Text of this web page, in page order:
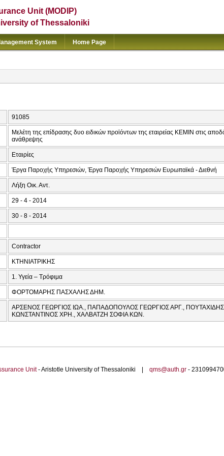
Unit (MODIP)
of Thessaloniki
System Home Page
91085
Μελέτη της επίδρασης δυο ειδικών προϊόντων της εταιρείας KEMIN στις
ανάθρεψης
Εταιρίες
Έργα Παροχής Υπηρεσιών, Έργα Παροχής Υπηρεσιών Ευρωπαϊκά - Διεθνή
Λήξη Οικ. Αντ.
29 - 4 - 2014
30 - 8 - 2014
Contractor
ΚΤΗΝΙΑΤΡΙΚΗΣ
1. Υγεία – Τρόφιμα
ΦΟΡΤΟΜΑΡΗΣ ΠΑΣΧΑΛΗΣ ΔΗΜ.
ΑΡΣΕΝΟΣ ΓΕΩΡΓΙΟΣ ΙΩΑ., ΠΑΠΑΔΟΠΟΥΛΟΣ ΓΕΩΡΓΙΟΣ ΑΡΓ.,
ΚΩΝΣΤΑΝΤΙΝΟΣ ΧΡΗ., ΧΑΛΒΑΤΖΗ ΣΟΦΙΑ ΚΩΝ.
Unit- Aristotle University of Thessaloniki | qms@auth.gr-